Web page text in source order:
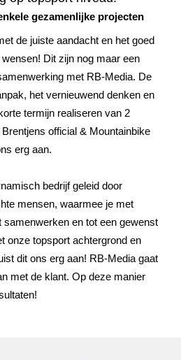
gezamenlijke projecten
de juiste aandacht en het goed
Dit zijn nog maar een
met RB-Media. De
het vernieuwend denken en
termijn realiseren van 2
official & Mountainbike
erg aan.
bedrijf geleid door
mensen, waarmee je met
samenwerken en tot een gewenst
onze topsport achtergrond en
dit ons erg aan! RB-Media gaat
met de klant. Op deze manier